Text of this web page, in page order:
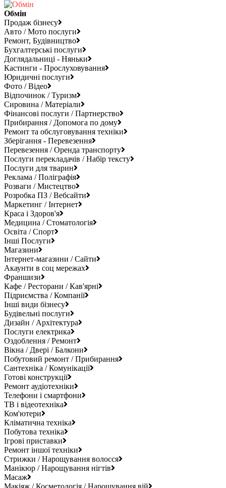
Обмін
Продаж бізнесу
Авто / Мото послуги
Ремонт, Будівництво
Бухгалтерські послуги
Доглядальниці - Няньки
Кастинги - Прослуховування
Юридичні послуги
Фото / Відео
Відпочинок / Туризм
Сировина / Матеріали
Фінансові послуги / Партнерство
Прибирання / Допомога по дому
Ремонт та обслуговування техніки
Зберігання - Перевезення
Перевезення / Оренда транспорту
Послуги перекладачів / Набір тексту
Послуги для тварин
Реклама / Поліграфія
Розваги / Мистецтво
Розробка ПЗ / Вебсайти
Маркетинг / Інтернет
Краса і Здоров'я
Медицина / Стоматологія
Освіта / Спорт
Інші Послуги
Магазини
Інтернет-магазини / Сайти
Акаунти в соц мережах
Франшизи
Кафе / Ресторани / Кав'ярні
Підриємства / Компанії
Інші види бізнесу
Будівельні послуги
Дизайн / Архітектура
Послуги електрика
Оздоблення / Ремонт
Вікна / Двері / Балкони
Побутовий ремонт / Прибирання
Сантехніка / Комунікації
Готові конструкції
Ремонт аудіотехніки
Телефони і смартфони
ТВ і відеотехніка
Ком'ютери
Кліматична техніка
Побутова техніка
Ігрові приставки
Ремонт іншої техніки
Стрижки / Нарощування волосся
Манікюр / Нарощування нігтів
Масаж
Макіяж / Косметологія / Нарощування вій